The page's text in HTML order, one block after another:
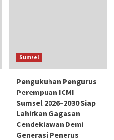
Sumsel
Pengukuhan Pengurus
Perempuan ICMI
Sumsel 2026–2030 Siap
Lahirkan Gagasan
Cendekiawan Demi
Generasi Penerus